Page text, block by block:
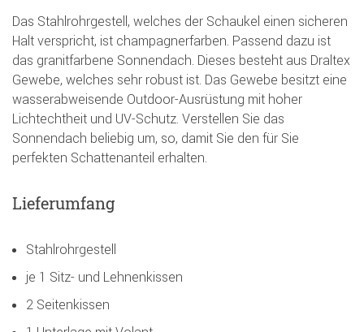
Das Stahlrohrgestell, welches der Schaukel einen sicheren
Halt verspricht, ist champagnerfarben. Passend dazu ist
das granitfarbene Sonnendach. Dieses besteht aus Draltex
Gewebe, welches sehr robust ist. Das Gewebe besitzt eine
wasserabweisende Outdoor-Ausrüstung mit hoher
Lichtechtheit und UV-Schutz. Verstellen Sie das
Sonnendach beliebig um, so, damit Sie den für Sie
perfekten Schattenanteil erhalten.
Lieferumfang
Stahlrohrgestell
je 1 Sitz- und Lehnenkissen
2 Seitenkissen